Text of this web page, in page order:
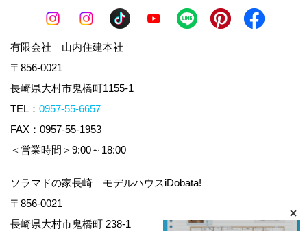
有限会社 山内住建本社
〒856-0021
長崎県大村市鬼橋町1155-1
TEL： 0957-55-6657
FAX：0957-55-1953
＜営業時間＞9:00～18:00
ソラマドの家長崎 モデルハウスiDobata!
〒856-0021
長崎県大村市鬼橋町 238-1